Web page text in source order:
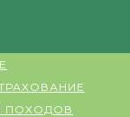
ПОХОДОВ